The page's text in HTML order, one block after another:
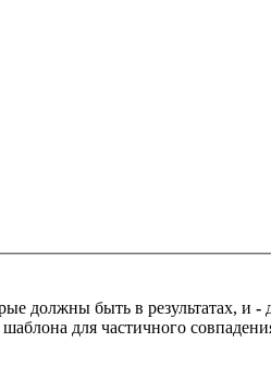
должны быть в результатах, и -
шаблона для частичного